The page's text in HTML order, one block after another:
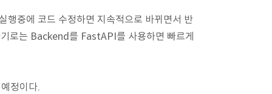
행중에 코드 수정하면 지속적으로 바뀌면서 반
로는 Backend를 FastAPI를 사용하면 빠르게
정이다.